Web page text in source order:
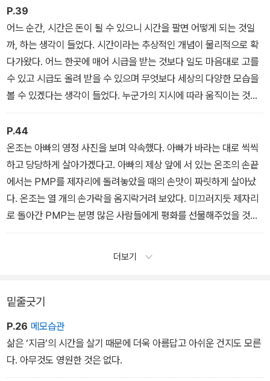
황으로 만들어야 하기 때문에 크로노스 님이 필요했던 겁니다. 문제
의 PMP는 크로노스 님의 사물함에 이미 들어가 있습니다. (…) 되도
록 빨리 제가 지정해준 자리에 그 물건을 갖다 놓으면 크로노스 님과
제 거래는 끝납니다. 아, 위험부담 비용을 더 넣었으니 용기 내시길 바
랍니다.
P.39
어느 순간, 시간은 돈이 될 수 있으니 시간을 팔면 어떻게 되는 것일
까, 하는 생각이 들었다. 시간이라는 추상적인 개념이 물리적으로 확
다가왔다. 어느 한곳에 매어 시급을 받는 것보다 일도 마음대로 고를
수 있고 시급도 올려 받을 수 있으며 무엇보다 세상의 다양한 모습을
볼 수 있겠다는 생각이 들었다. 누군가의 지시에 따라 움직이는 것보
다 스스로 판단하고 스스로 운영하는 오너가 되는 것도 매력적이었
다.
얼마나 많은 사람들이 시간을 사갈까? 사람들마다 그들 앞에 놓인 시
간의 모습은 그들의 수만큼 다를 것이다. 그렇다면 앞으로 만날 시간
도 그들의 다변적인 모습만큼 다채로울 것이다. 시간을 판다……. 생
각할수록 묘한 끌림이 있었다.
P.44
온조는 아빠의 영정 사진을 보며 약속했다. 아빠가 바라는 대로 씩씩
하고 당당하게 살아가겠다고. 아빠의 제상 앞에 서 있는 온조의 손끝
에서는 PMP를 제자리에 돌려놓았을 때의 손맛이 짜릿하게 살아났
다. 온조는 열 개의 손가락을 옴지락거려 보았다. 미끄러지듯 제자리
로 돌아간 PMP는 분명 많은 사람들에게 평화를 선물해주었을 것이
다. 온조는 아빠에게 자랑하고 싶었다. 나도 누군가를 위해 움직였다
더보기
밑줄긋기
P.26 메모습관
삶은 ‘지금‘의 시간을 살기 때문에 더욱 아름답고 아쉬운 건지도 모른
다. 아무것도 영원한 것은 없다.